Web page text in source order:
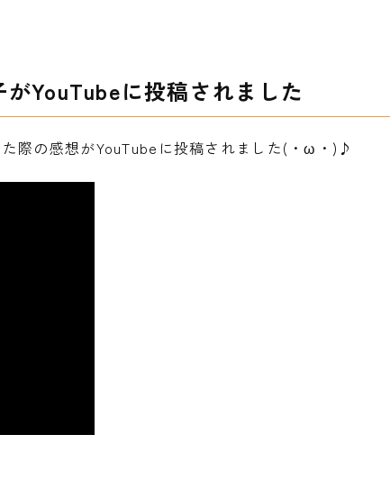
YouTubeに投稿されました
際の感想がYouTubeに投稿されました(・ω・)♪